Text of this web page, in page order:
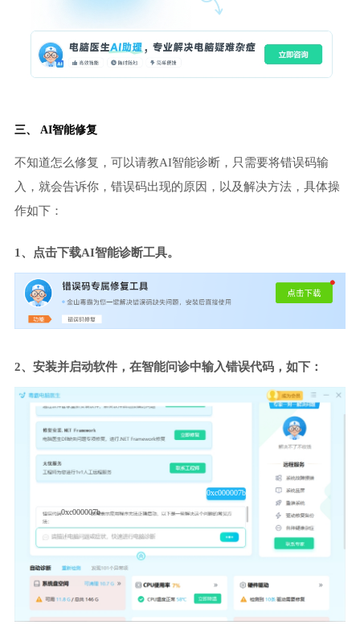
三、 AI智能修复
不知道怎么修复，可以请教AI智能诊断，只需要将错误码输
入，就会告诉你，错误码出现的原因，以及解决方法，具体操
作如下：
1、点击下载AI智能诊断工具。
2、安装并启动软件，在智能问诊中输入错误代码，如下：
0xc000007b
0xc000007b